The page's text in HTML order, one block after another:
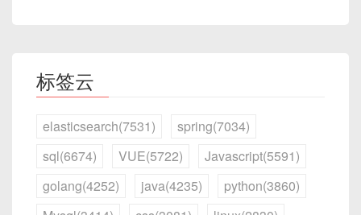
标签云
elasticsearch(7531)
spring(7034)
sql(6674)
VUE(5722)
Javascript(5591)
golang(4252)
java(4235)
python(3860)